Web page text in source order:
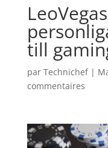
till
par Technichef|
commentaires